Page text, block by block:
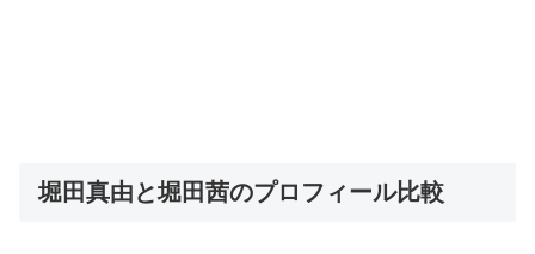
堀田真由と堀田茜のプロフィール比較